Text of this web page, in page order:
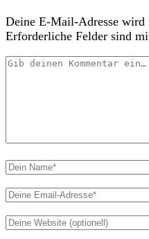
Deine E-Mail-Adresse
Erforderliche Felder sind
Dein
Dein
Deine
Adresse
Deine